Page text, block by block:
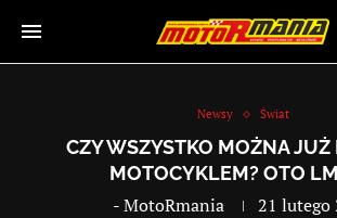
Newsy Świat
CZY WSZYSTKO MOŻNA
MOTOCYKLEM? OTO
-MotoRmania 21 lutego